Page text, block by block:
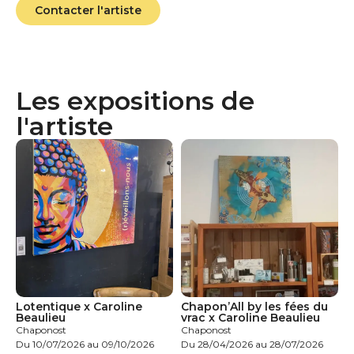
Contacter l'artiste
Les expositions de
l'artiste
Lotentique x Caroline
Beaulieu
Chaponost
Du 10/07/2026 au 09/10/2026
Chapon’All by les fées du
vrac x Caroline Beaulieu
Chaponost
Du 28/04/2026 au 28/07/2026